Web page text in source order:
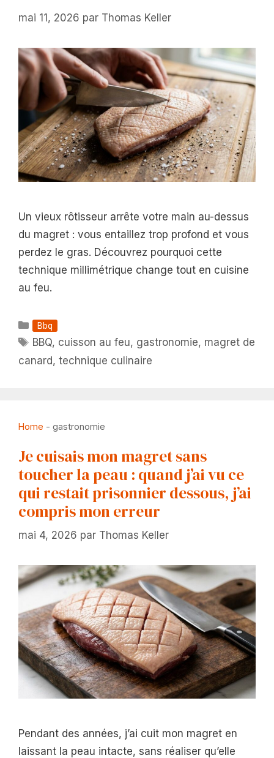
mai 11, 2026 par Thomas Keller
Un vieux rôtisseur arrête votre main au-dessus
du magret : vous entaillez trop profond et vous
perdez le gras. Découvrez pourquoi cette
technique millimétrique change tout en cuisine
au feu.
Catégories
Bbq
Étiquettes
BBQ, cuisson au feu, gastronomie, magret de
canard, technique culinaire
Home - gastronomie
Je cuisais mon magret sans
toucher la peau : quand j’ai vu ce
qui restait prisonnier dessous, j’ai
compris mon erreur
mai 4, 2026 par Thomas Keller
Pendant des années, j’ai cuit mon magret en
laissant la peau intacte, sans réaliser qu’elle